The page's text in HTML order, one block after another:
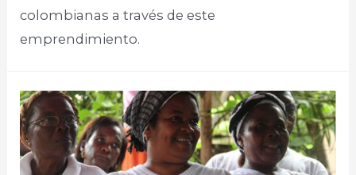
colombianas a través de este
emprendimiento.​